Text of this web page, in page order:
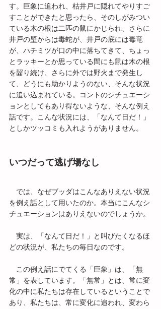
す。巨象に追われ、枯井戸に隠れてやりすご
すことができたと思ったら、そのしがみつい
ている木の根は二匹の鼠にかじられ、さらに
井戸の壁からは毒蛇が、井戸の底には毒竜
が、ハチミツが口の中に落ちてきて、ちょっ
とラッキーとか思っている間にも鼠は木の根
を齧り続け、さらに外では野火まで発生し
て、どうにも助かりようのない、そんな状況
に追い込まれている。コントのシチュエーシ
ョンとしてもあり得ないような、そんな例え
話です。こんな状況には、「なんて日だ！」
としかツッコミも入れようがありません。
いつだって逃げ場なし
では、なぜブッダはこんなありえない状況
を例え話として用いたのか。本当にこんなシ
チュエーションはありえないのでしょうか。
実は、「なんて日だ！」と叫びたくなるほ
どの状況が、私たちの毎日なのです。
この例え話にでてくる「巨象」は、「無
常」を表しています。「無常」とは、常に変
化の中に私たちは存在しているということで
あり、私たちは、常に変化に追われ、変わら